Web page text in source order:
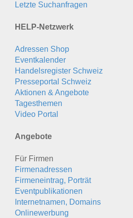
Letzte Suchanfragen
HELP-Netzwerk
Adressen Shop
Eventkalender
Handelsregister Schweiz
Presseportal Schweiz
Aktionen & Angebote
Tagesthemen
Video Portal
Angebote
Für Firmen
Firmenadressen
Firmeneintrag, Porträt
Eventpublikationen
Internetnamen, Domains
Onlinewerbung